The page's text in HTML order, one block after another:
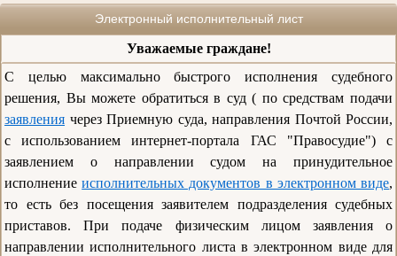
Электронный исполнительный лист
Уважаемые граждане!
С целью максимально быстрого исполнения судебного
решения, Вы можете обратиться в суд ( по средствам подачи
заявления через Приемную суда, направления Почтой России,
с использованием интернет-портала ГАС "Правосудие") с
заявлением о направлении судом на принудительное
исполнениеисполнительных документов в электронном виде,
то есть без посещения заявителем подразделения судебных
приставов. При подаче физическим лицом заявления о
направлении исполнительного листа в электронном виде для